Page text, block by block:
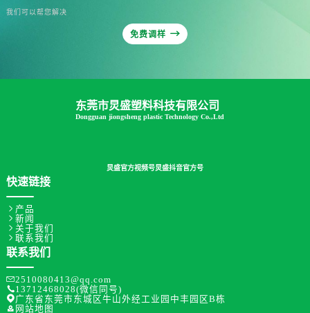
我们可以帮您解决
免费调样 
东莞市炅盛塑料科技有限公司
Dongguan jiongsheng plastic Technology Co.,Ltd
炅盛官方视频号炅盛抖音官方号
快速链接
 产品
 新闻
 关于我们
 联系我们
联系我们
2510080413@qq.com
13712468028(微信同号)
广东省东莞市东城区牛山外经工业园中丰园区B栋
 网站地图